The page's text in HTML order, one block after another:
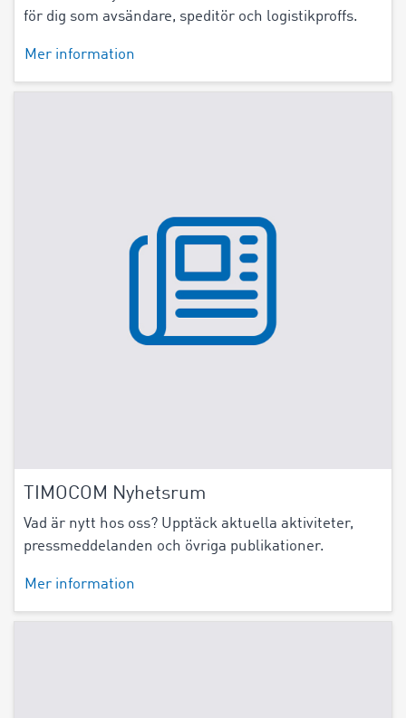
för dig som avsändare, speditör och logistikproffs.
Mer information
TIMOCOM Nyhetsrum
Vad är nytt hos oss? Upptäck aktuella aktiviteter,
pressmeddelanden och övriga publikationer.
Mer information